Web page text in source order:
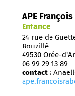
APE
Enfance
24 rue de
Bouzillé
49530 Orée-
06 99 29 13 89
contact :